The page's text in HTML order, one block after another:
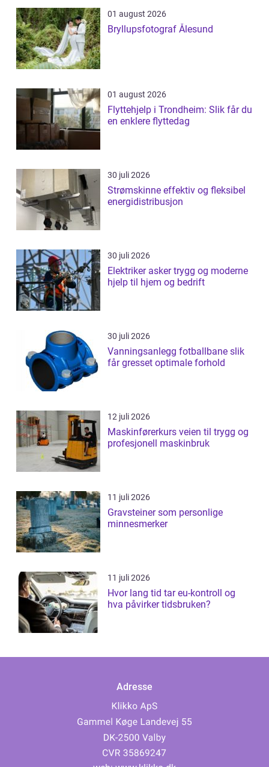
01 august 2026
Bryllupsfotograf Ålesund
01 august 2026
Flyttehjelp i Trondheim: Slik får du
en enklere flyttedag
30 juli 2026
Strømskinne effektiv og fleksibel
energidistribusjon
30 juli 2026
Elektriker asker trygg og moderne
hjelp til hjem og bedrift
30 juli 2026
Vanningsanlegg fotballbane slik
får gresset optimale forhold
12 juli 2026
Maskinførerkurs veien til trygg og
profesjonell maskinbruk
11 juli 2026
Gravsteiner som personlige
minnesmerker
11 juli 2026
Hvor lang tid tar eu-kontroll og
hva påvirker tidsbruken?
Adresse